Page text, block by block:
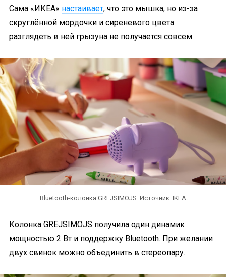
Сама «ИКЕА» настаивает, что это мышка, но из-за
скруглённой мордочки и сиреневого цвета
разглядеть в ней грызуна не получается совсем.
Bluetooth-колонка GREJSIMOJS. Источник: IKEA
Колонка GREJSIMOJS получила один динамик
мощностью 2 Вт и поддержку Bluetooth. При желании
двух свинок можно объединить в стереопару.